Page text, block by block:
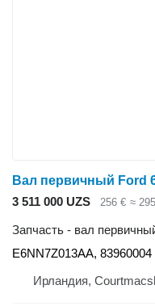
3 511 000 UZS 256 € ≈
Запчасть - вал
E6NN7Z013AA, 83960004
Ирландия,